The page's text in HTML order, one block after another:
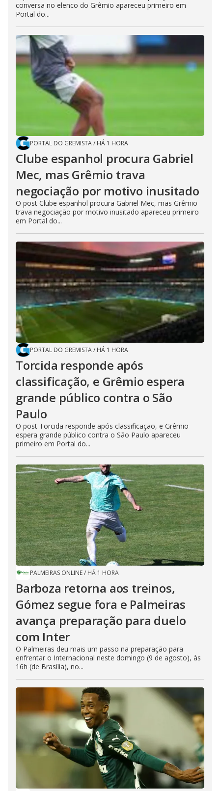
conversa no elenco do Grêmio apareceu primeiro em
Portal do...
PORTAL DO GREMISTA/ HÁ 1 HORA
Clube espanhol procura Gabriel
Mec, mas Grêmio trava
negociação por motivo inusitado
O post Clube espanhol procura Gabriel Mec, mas Grêmio
trava negociação por motivo inusitado apareceu primeiro
em Portal do...
PORTAL DO GREMISTA/ HÁ 1 HORA
Torcida responde após
classificação, e Grêmio espera
grande público contra o São
Paulo
O post Torcida responde após classificação, e Grêmio
espera grande público contra o São Paulo apareceu
primeiro em Portal do...
PALMEIRAS ONLINE/ HÁ 1 HORA
Barboza retorna aos treinos,
Gómez segue fora e Palmeiras
avança preparação para duelo
com Inter
O Palmeiras deu mais um passo na preparação para
enfrentar o Internacional neste domingo (9 de agosto), às
16h (de Brasília), no...